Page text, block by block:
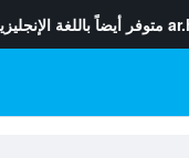
متوفر أيضاً باللغة